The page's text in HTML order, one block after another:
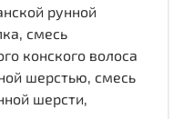
рунной
смесь
конского волоса
шерстью, смесь
шерсти,